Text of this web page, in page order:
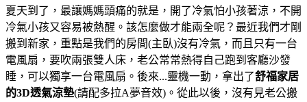
夏天到了，最讓媽媽頭痛的就是，開了冷氣怕小孩著涼，不開
冷氣小孩又容易被熱醒。該怎麼做才能兩全呢？最近我們才剛
搬到新家，重點是我們的房間(主臥)沒有冷氣，而且只有一台
電風扇，要吹兩張雙人床，老公常常熱得自己跑到客廳沙發
睡，可以獨享一台電風扇。後來...靈機一動，拿出了舒福家居
的3D透氣涼墊(請配多拉A夢音效)。從此以後，沒有見老公搬